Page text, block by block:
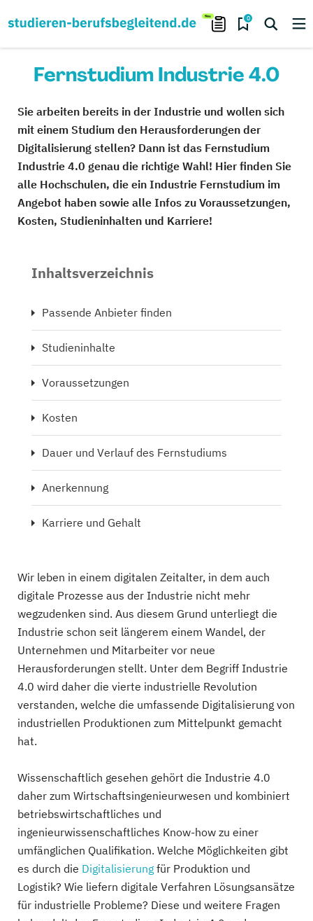
0
Fernstudium Industrie 4.0
Sie arbeiten bereits in der Industrie und wollen sich
mit einem Studium den Herausforderungen der
Digitalisierung stellen? Dann ist das Fernstudium
Industrie 4.0 genau die richtige Wahl! Hier finden Sie
alle Hochschulen, die ein Industrie Fernstudium im
Angebot haben sowie alle Infos zu Voraussetzungen,
Kosten, Studieninhalten und Karriere!
Inhaltsverzeichnis
Passende Anbieter finden
Studieninhalte
Voraussetzungen
Kosten
Dauer und Verlauf des Fernstudiums
Anerkennung
Karriere und Gehalt
Wir leben in einem digitalen Zeitalter, in dem auch
digitale Prozesse aus der Industrie nicht mehr
wegzudenken sind. Aus diesem Grund unterliegt die
Industrie schon seit längerem einem Wandel, der
Unternehmen und Mitarbeiter vor neue
Herausforderungen stellt. Unter dem Begriff Industrie
4.0 wird daher die vierte industrielle Revolution
verstanden, welche die umfassende Digitalisierung von
industriellen Produktionen zum Mittelpunkt gemacht
hat.
Wissenschaftlich gesehen gehört die Industrie 4.0
daher zum Wirtschaftsingenieurwesen und kombiniert
betriebswirtschaftliches und
ingenieurwissenschaftliches Know-how zu einer
umfänglichen Qualifikation. Welche Möglichkeiten gibt
es durch die Digitalisierung für Produktion und
Logistik? Wie liefern digitale Verfahren Lösungsansätze
für industrielle Probleme? Diese und weitere Fragen